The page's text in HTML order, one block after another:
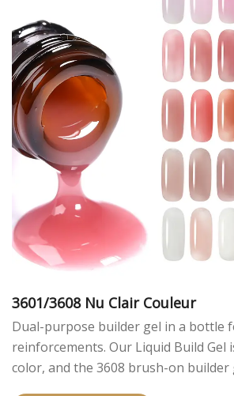
3601/3608 Nu Clair Couleur
Dual-purpose builder gel in a bottle
reinforcements. Our Liquid Build Gel
color, and the 3608 brush-on builder